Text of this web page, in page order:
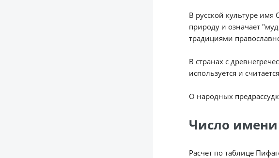
В русской культуре имя
природу и означает
традициями
В странах с
используется и
О народных
Число
Расчёт по таблице